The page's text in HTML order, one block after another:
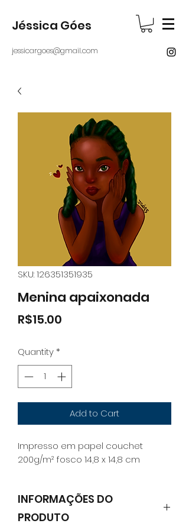
Jéssica Góes
jessicargoes@gmail.com
SKU: 126351351935
Menina apaixonada
R$15.00
Quantity*
Add to Cart
Impresso em papel couchet
200g/m² fosco 14,8 x 14,8 cm
INFORMAÇÕES DO
PRODUTO